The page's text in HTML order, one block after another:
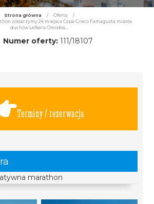
Strona główna / Oferta
/
zobaczymy 24 miejsca Cape Greco Famagusta miasta
duchów Lefkara Omodos...
Numer oferty:111/18107
Terminy / rezerwacja
marathon